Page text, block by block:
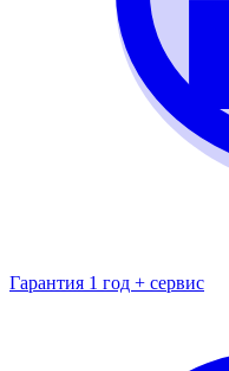
Гарантия 1 год + сервис